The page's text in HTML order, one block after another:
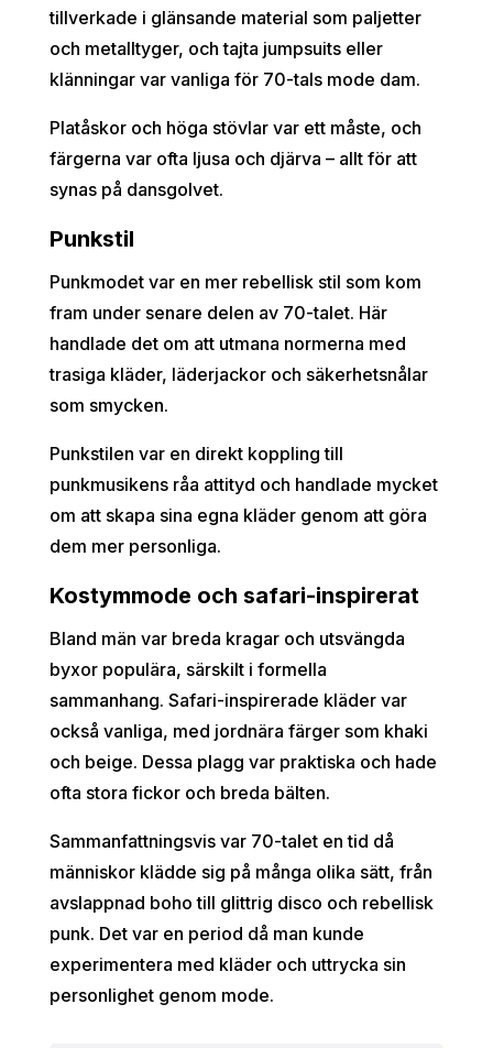
tillverkade i glänsande material som paljetter
och metalltyger, och tajta jumpsuits eller
klänningar var vanliga för 70-tals mode dam.
Platåskor och höga stövlar var ett måste, och
färgerna var ofta ljusa och djärva – allt för att
synas på dansgolvet.
Punkstil
Punkmodet var en mer rebellisk stil som kom
fram under senare delen av 70-talet. Här
handlade det om att utmana normerna med
trasiga kläder, läderjackor och säkerhetsnålar
som smycken.
Punkstilen var en direkt koppling till
punkmusikens råa attityd och handlade mycket
om att skapa sina egna kläder genom att göra
dem mer personliga.
Kostymmode och safari-inspirerat
Bland män var breda kragar och utsvängda
byxor populära, särskilt i formella
sammanhang. Safari-inspirerade kläder var
också vanliga, med jordnära färger som khaki
och beige. Dessa plagg var praktiska och hade
ofta stora fickor och breda bälten.
Sammanfattningsvis var 70-talet en tid då
människor klädde sig på många olika sätt, från
avslappnad boho till glittrig disco och rebellisk
punk. Det var en period då man kunde
experimentera med kläder och uttrycka sin
personlighet genom mode.